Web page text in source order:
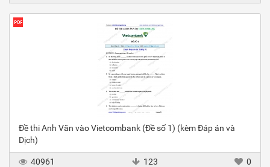
Đề thi Anh Văn vào Vietcombank (Đề số 1) (kèm Đáp án và
Dịch)
40961 123 0